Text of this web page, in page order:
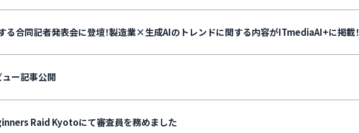
る合同記者発表会に登壇！製造業×生成AIのトレンドに関する内容がITmediaAI+に掲載！
ー記事公開
Raid Kyotoにて審査員を務めました